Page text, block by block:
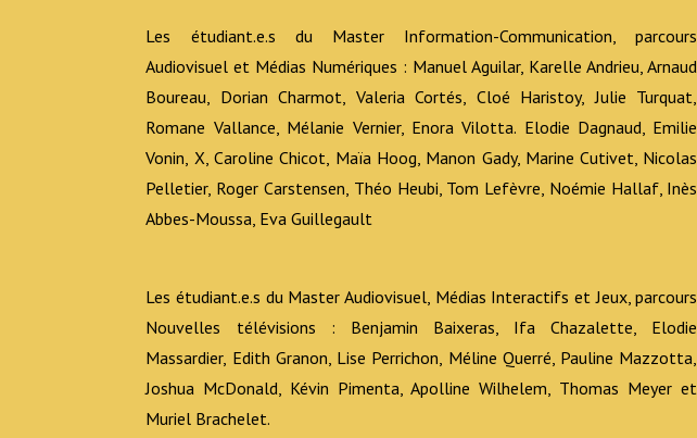
Les étudiant.e.s du Master Information-Communication, parcours
Audiovisuel et Médias Numériques : Manuel Aguilar, Karelle Andrieu, Arnaud
Boureau, Dorian Charmot, Valeria Cortés, Cloé Haristoy, Julie Turquat,
Romane Vallance, Mélanie Vernier, Enora Vilotta. Elodie Dagnaud, Emilie
Vonin, X, Caroline Chicot, Maïa Hoog, Manon Gady, Marine Cutivet, Nicolas
Pelletier, Roger Carstensen, Théo Heubi, Tom Lefèvre, Noémie Hallaf, Inès
Abbes-Moussa, Eva Guillegault
Les étudiant.e.s du Master Audiovisuel, Médias Interactifs et Jeux, parcours
Nouvelles télévisions : Benjamin Baixeras, Ifa Chazalette, Elodie
Massardier, Edith Granon, Lise Perrichon, Méline Querré, Pauline Mazzotta,
Joshua McDonald, Kévin Pimenta, Apolline Wilhelem, Thomas Meyer et
Muriel Brachelet.